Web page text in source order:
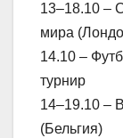
13–18.10 –
мира
14.10 –
турнир
14–19.10 –
(Бельгия)